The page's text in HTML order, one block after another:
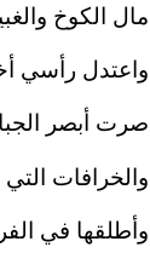
مال الكوخ
واعتدل رأسي
صرت أبصر
والخرافات
وأطلقها في